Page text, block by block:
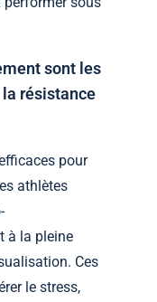
sont les
résistance
pour
athlètes
à la pleine
Ces
le stress,